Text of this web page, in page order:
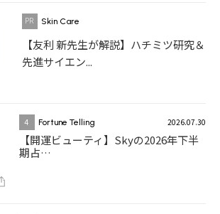
Skin Care
【友利 新先生が解説】ハチミツ研究＆
先進サイエン...
4 Fortune Telling 2026.07.30
【開運ビューティ】Skyの2026年下半
期占…